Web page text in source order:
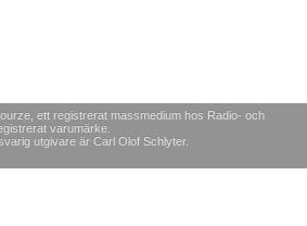
ett registrerat massmedium hos Radio- och
varumärke.
utgivare är Carl Olof Schlyter.